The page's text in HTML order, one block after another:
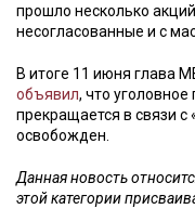
прошло несколько
несогласованные и с
В итоге 11 июня глава
объявил, что
прекращается в связи
освобожден.
Данная новость
этой категории